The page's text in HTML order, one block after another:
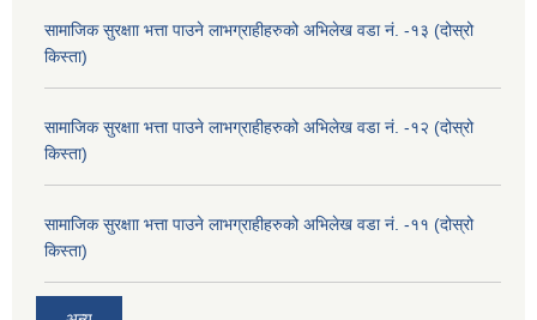
सामाजिक सुरक्षाा भत्ता पाउने लाभग्राहीहरुको अभिलेख वडा नं. -१३ (दोस्रो
किस्ता)
सामाजिक सुरक्षाा भत्ता पाउने लाभग्राहीहरुको अभिलेख वडा नं. -१२ (दोस्रो
किस्ता)
सामाजिक सुरक्षाा भत्ता पाउने लाभग्राहीहरुको अभिलेख वडा नं. -११ (दोस्रो
किस्ता)